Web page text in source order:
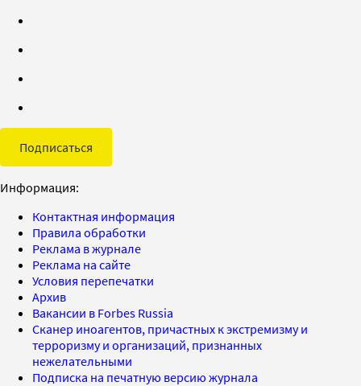
Подписаться
Информация:
Контактная информация
Правила обработки
Реклама в журнале
Реклама на сайте
Условия перепечатки
Архив
Вакансии в Forbes Russia
Сканер иноагентов, причастных к экстремизму и
терроризму и организаций, признанных
нежелательными
Подписка на печатную версию журнала